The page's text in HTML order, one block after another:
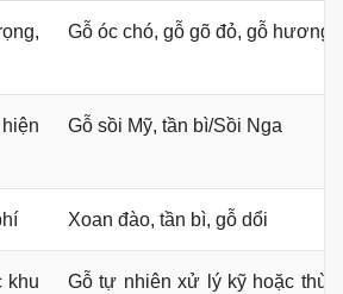
Gỗ óc chó, gỗ gõ đỏ, gỗ hương
Gỗ sồi Mỹ, tần bì/Sồi Nga
Xoan đào, tần bì, gỗ dổi
khu
Gỗ tự nhiên xử lý kỹ hoặc